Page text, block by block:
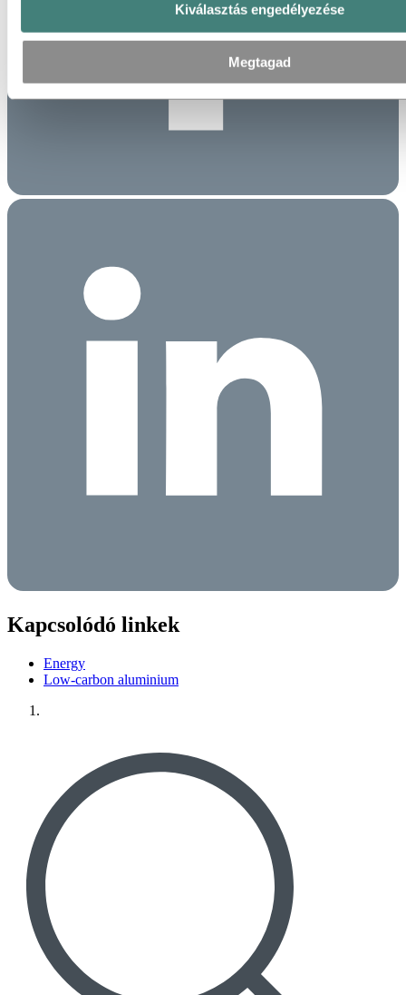
Kiválasztás engedélyezése
Megtagad
Kapcsolódó linkek
Energy
Low-carbon aluminium